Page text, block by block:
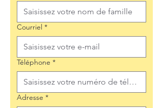
Courriel *
Téléphone *
Adresse *